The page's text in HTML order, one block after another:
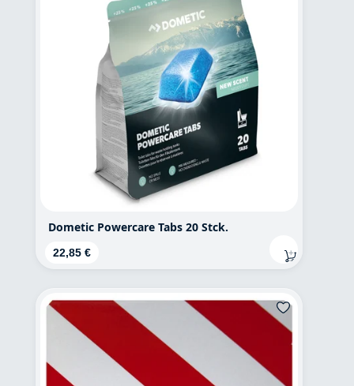
Dometic Powercare Tabs 20 Stck.
Regulärer Preis:
22,85 €